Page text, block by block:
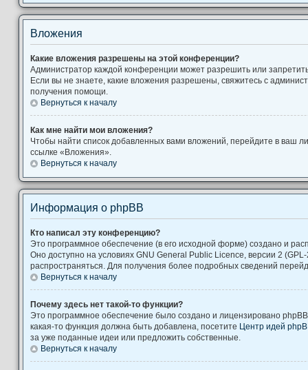
Вложения
Какие вложения разрешены на этой конференции?
Администратор каждой конференции может разрешить или
Если вы не знаете, какие вложения разрешены, свяжитесь с
получения помощи.
Вернуться к началу
Как мне найти мои вложения?
Чтобы найти список добавленных вами вложений, перейдите в ваш
ссылке «Вложения».
Вернуться к началу
Информация о phpBB
Кто написал эту конференцию?
Это программное обеспечение (в его исходной форме) создано и
Оно доступно на условиях GNU General Public Licence, версии 2
распространяться. Для получения более подробных сведений
Вернуться к началу
Почему здесь нет такой-то функции?
Это программное обеспечение было создано и лицензировано
какая-то функция должна быть добавлена, посетите Центр идей
за уже поданные идеи или предложить собственные.
Вернуться к началу